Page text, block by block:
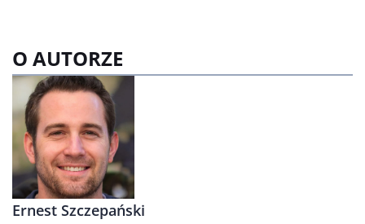
O AUTORZE
Ernest Szczepański